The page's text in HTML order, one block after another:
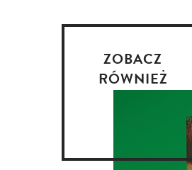
ZOBACZ
RÓWNIEŻ